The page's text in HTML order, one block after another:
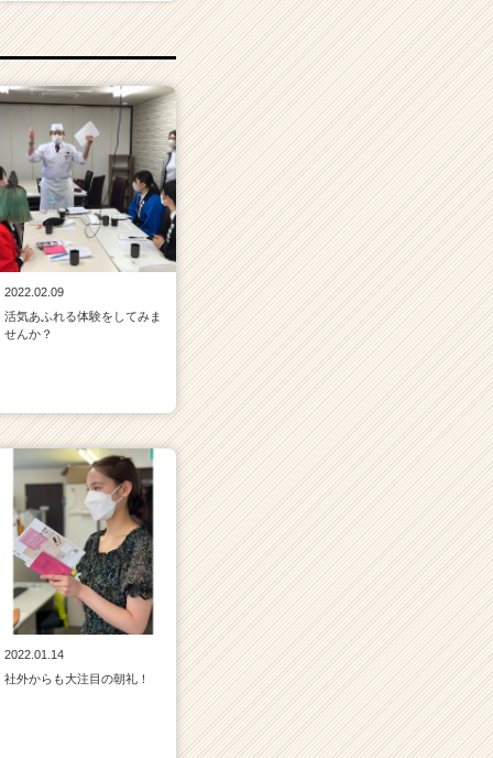
2022.02.09
活気あふれる体験をしてみま
せんか？
2022.01.14
社外からも大注目の朝礼！